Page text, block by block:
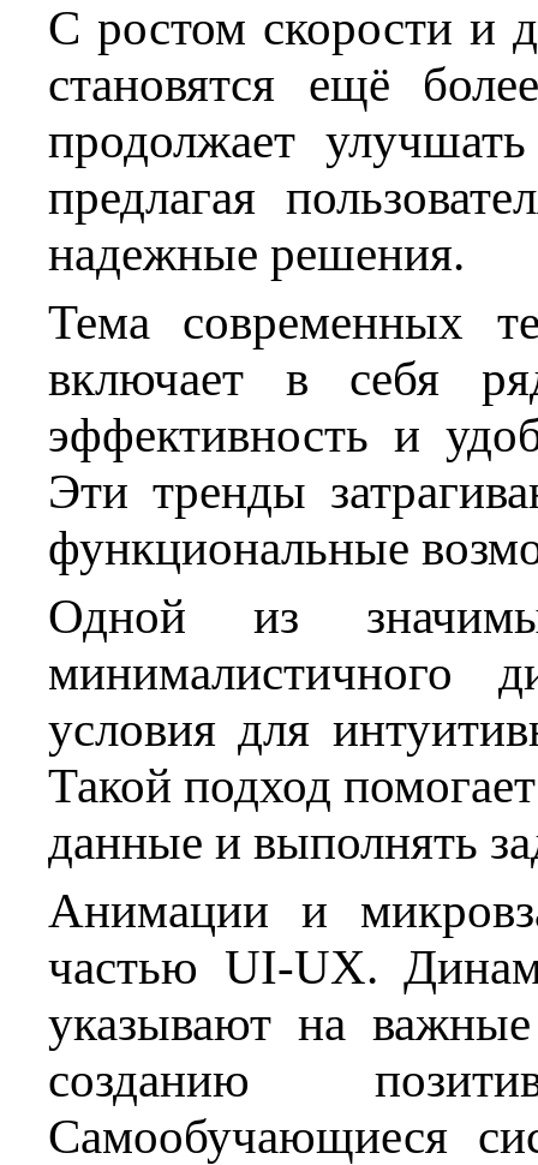
С ростом скорости и
становятся ещё
продолжает
предлагая
надежные решения.
Тема современных
включает в себя
эффективность и
Эти тренды
функциональные
Одной из
минималистичного
условия для
Такой подход
данные и выполнять
Анимации и
частью UI-UX.
указывают на
созданию
Самообучающиеся